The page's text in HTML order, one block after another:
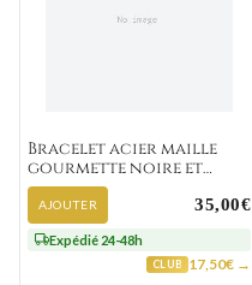
Bracelet acier maille
gourmette noire et
Roukos strass
AJOUTER 35,00€
Expédié 24-48h
CLUB 17,50€ →